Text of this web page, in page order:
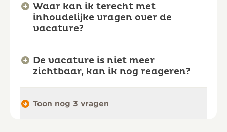
Waar kan ik terecht met
inhoudelijke vragen over de
vacature?
De vacature is niet meer
zichtbaar, kan ik nog reageren?
Toon nog 3 vragen